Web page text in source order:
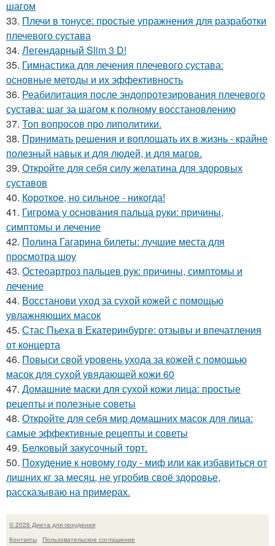
шагом
33. Плечи в тонусе: простые упражнения для разработки
плечевого сустава
34. Легендарный Slim 3 D!
35. Гимнастика для лечения плечевого сустава:
основные методы и их эффективность
36. Реабилитация после эндопротезирования плечевого
сустава: шаг за шагом к полному восстановлению
37. Топ вопросов про липолитики.
38. Принимать решения и воплощать их в жизнь - крайне
полезный навык и для людей, и для магов.
39. Откройте для себя силу желатина для здоровых
суставов
40. Короткое, но сильное - никогда!
41. Гигрома у основания пальца руки: причины,
симптомы и лечение
42. Полина Гагарина билеты: лучшие места для
просмотра шоу
43. Остеоартроз пальцев рук: причины, симптомы и
лечение
44. Восстанови уход за сухой кожей с помощью
увлажняющих масок
45. Стас Пьеха в Екатеринбурге: отзывы и впечатления
от концерта
46. Повыси свой уровень ухода за кожей с помощью
масок для сухой увядающей кожи 60
47. Домашние маски для сухой кожи лица: простые
рецепты и полезные советы
48. Откройте для себя мир домашних масок для лица:
самые эффективные рецепты и советы
49. Белковый закусочный торт.
50. Похудение к новому году - миф или как избавиться от
лишних кг за месяц, не угробив своё здоровье,
рассказываю на примерах.
© 2026 Диета для похудения
Контакты
Пользовательское соглашение